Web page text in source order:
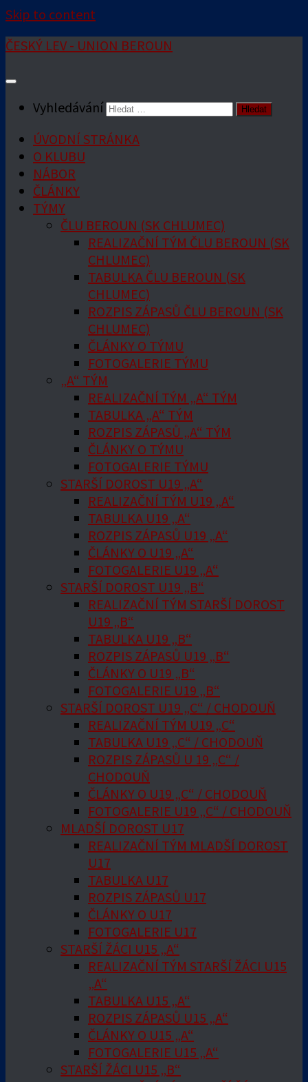
Skip to content
ČESKÝ LEV - UNION BEROUN
Vyhledávání
ÚVODNÍ STRÁNKA
O KLUBU
NÁBOR
ČLÁNKY
TÝMY
ČLU BEROUN (SK CHLUMEC)
REALIZAČNÍ TÝM ČLU BEROUN (SK
CHLUMEC)
TABULKA ČLU BEROUN (SK
CHLUMEC)
ROZPIS ZÁPASŮ ČLU BEROUN (SK
CHLUMEC)
ČLÁNKY O TÝMU
FOTOGALERIE TÝMU
„A“ TÝM
REALIZAČNÍ TÝM „A“ TÝM
TABULKA „A“ TÝM
ROZPIS ZÁPASŮ „A“ TÝM
ČLÁNKY O TÝMU
FOTOGALERIE TÝMU
STARŠÍ DOROST U19 „A“
REALIZAČNÍ TÝM U19 „A“
TABULKA U19 „A“
ROZPIS ZÁPASŮ U19 „A“
ČLÁNKY O U19 „A“
FOTOGALERIE U19 „A“
STARŠÍ DOROST U19 „B“
REALIZAČNÍ TÝM STARŠÍ DOROST
U19 „B“
TABULKA U19 „B“
ROZPIS ZÁPASŮ U19 „B“
ČLÁNKY O U19 „B“
FOTOGALERIE U19 „B“
STARŠÍ DOROST U19 „C“ / CHODOUŇ
REALIZAČNÍ TÝM U19 „C“
TABULKA U19 „C“ / CHODOUŇ
ROZPIS ZÁPASŮ U 19 „C“ /
CHODOUŇ
ČLÁNKY O U19 „C“ / CHODOUŇ
FOTOGALERIE U19 „C“ / CHODOUŇ
MLADŠÍ DOROST U17
REALIZAČNÍ TÝM MLADŠÍ DOROST
U17
TABULKA U17
ROZPIS ZÁPASŮ U17
ČLÁNKY O U17
FOTOGALERIE U17
STARŠÍ ŽÁCI U15 „A“
REALIZAČNÍ TÝM STARŠÍ ŽÁCI U15
„A“
TABULKA U15 „A“
ROZPIS ZÁPASŮ U15 „A“
ČLÁNKY O U15 „A“
FOTOGALERIE U15 „A“
STARŠÍ ŽÁCI U15 „B“